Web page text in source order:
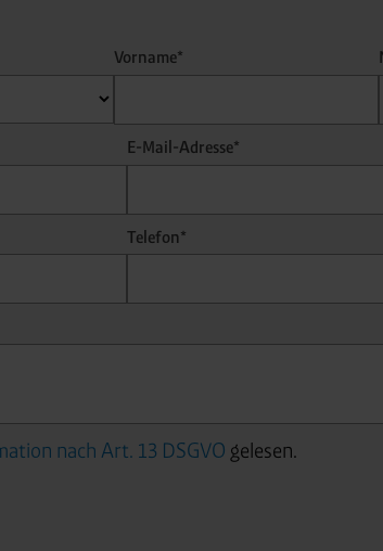
Vorname*
E-Mail-Adresse*
Telefon*
nach Art. 13 DSGVO gelesen.